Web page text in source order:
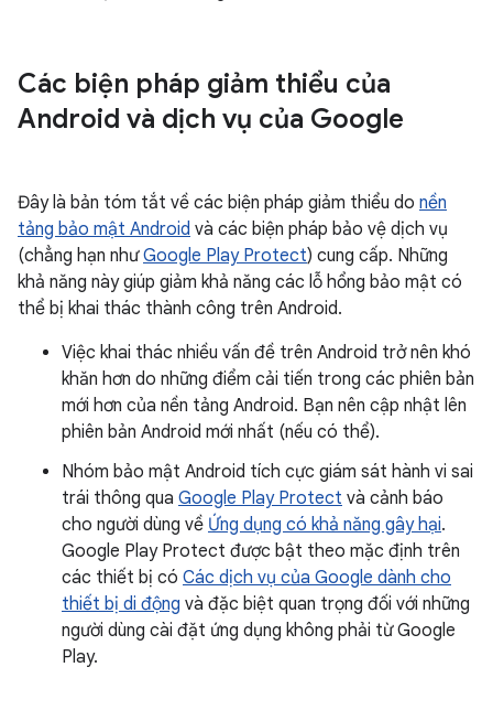
Các biện pháp giảm thiểu của
Android và dịch vụ của Google
Đây là bản tóm tắt về các biện pháp giảm thiểu do nền
tảng bảo mật Android và các biện pháp bảo vệ dịch vụ
(chẳng hạn nhưGoogle Play Protect) cung cấp. Những
khả năng này giúp giảm khả năng các lỗ hổng bảo mật có
thể bị khai thác thành công trên Android.
Việc khai thác nhiều vấn đề trên Android trở nên khó
khăn hơn do những điểm cải tiến trong các phiên bản
mới hơn của nền tảng Android. Bạn nên cập nhật lên
phiên bản Android mới nhất (nếu có thể).
Nhóm bảo mật Android tích cực giám sát hành vi sai
trái thông qua Google Play Protect và cảnh báo
cho người dùng về Ứng dụng có khả năng gây hại.
Google Play Protect được bật theo mặc định trên
các thiết bị có Các dịch vụ của Google dành cho
thiết bị di động và đặc biệt quan trọng đối với những
người dùng cài đặt ứng dụng không phải từ Google
Play.